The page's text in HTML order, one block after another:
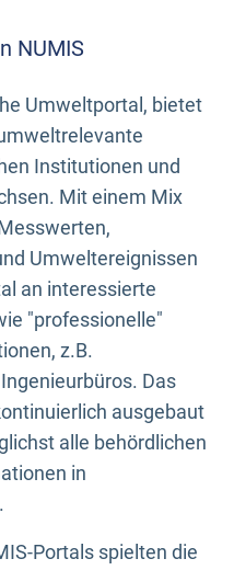
NUMIS
Umweltportal, bietet
Institutionen und
Mit einem Mix
Umweltereignissen
an interessierte
"professionelle"
z.B.
Das
ausgebaut
alle behördlichen
in
Portals spielten die